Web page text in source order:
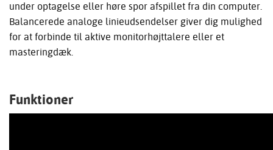
under optagelse eller høre spor afspillet fra din computer.
Balancerede analoge linieudsendelser giver dig mulighed
for at forbinde til aktive monitorhøjttalere eller et
masteringdæk.
Funktioner